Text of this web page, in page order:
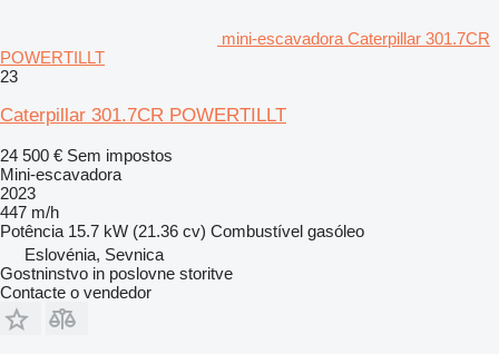
mini-escavadora Caterpillar 301.7CR
POWERTILLT
23
Caterpillar 301.7CR POWERTILLT
24 500 € Sem impostos
Mini-escavadora
2023
447 m/h
Potência 15.7 kW (21.36 cv) Combustível gasóleo
Eslovénia, Sevnica
Gostninstvo in poslovne storitve
Contacte o vendedor